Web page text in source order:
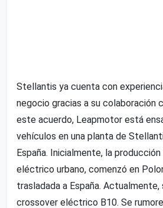
Stellantis ya cuenta con
negocio gracias a su colaboración
este acuerdo, Leapmotor está
vehículos en una planta de
España. Inicialmente, la
eléctrico urbano, comenzó en
trasladada a España. Actualmente,
crossover eléctrico B10. Se